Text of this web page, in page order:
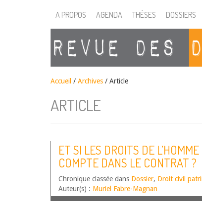
A PROPOS AGENDA THÈSES DOSSIERS
Accueil / Archives / Article
ARTICLE
ET SI LES DROITS DE
COMPTE DANS LE CONTRAT ?
Chronique classée dans Dossier, Droit civil
Auteur(s) : Muriel Fabre-Magnan